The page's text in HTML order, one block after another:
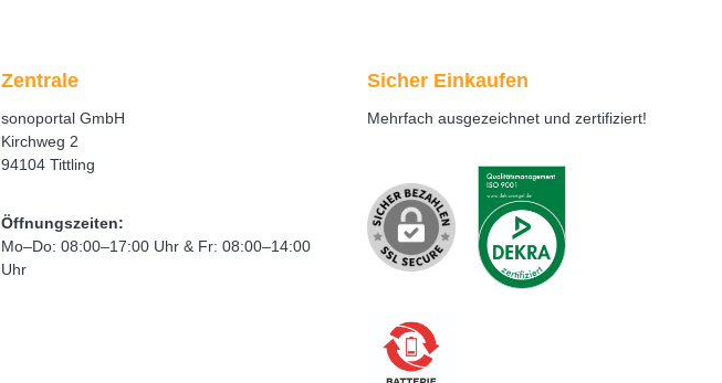
Zentrale
sonoportal GmbH
Kirchweg 2
94104 Tittling
Öffnungszeiten:
Mo–Do: 08:00–17:00 Uhr & Fr: 08:00–14:00
Uhr
Sicher Einkaufen
Mehrfach ausgezeichnet und zertifiziert!